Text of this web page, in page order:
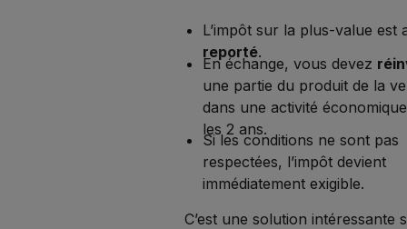
L’impôt sur la plus-value est
reporté.
En échange, vous devez
une partie du produit de la
dans une activité
les 2 ans.
Si les conditions ne sont pas
respectées, l’impôt devient
immédiatement exigible.
C’est une solution intéressante